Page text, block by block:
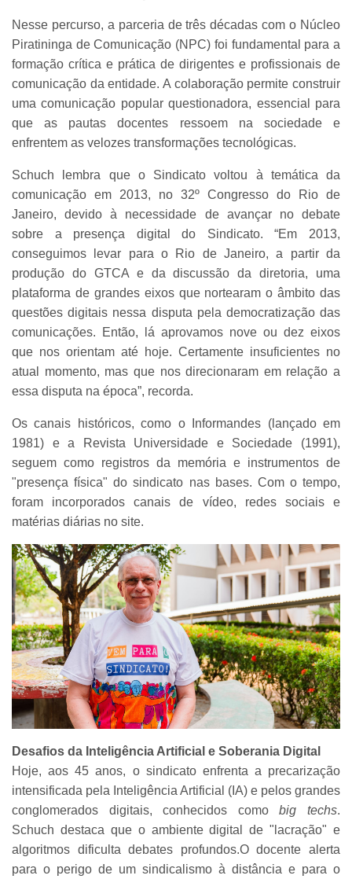
Nesse percurso, a parceria de três décadas com o Núcleo
Piratininga de Comunicação (NPC) foi fundamental para a
formação crítica e prática de dirigentes e profissionais de
comunicação da entidade. A colaboração permite construir
uma comunicação popular questionadora, essencial para
que as pautas docentes ressoem na sociedade e
enfrentem as velozes transformações tecnológicas.
Schuch lembra que o Sindicato voltou à temática da
comunicação em 2013, no 32º Congresso do Rio de
Janeiro, devido à necessidade de avançar no debate
sobre a presença digital do Sindicato. “Em 2013,
conseguimos levar para o Rio de Janeiro, a partir da
produção do GTCA e da discussão da diretoria, uma
plataforma de grandes eixos que nortearam o âmbito das
questões digitais nessa disputa pela democratização das
comunicações. Então, lá aprovamos nove ou dez eixos
que nos orientam até hoje. Certamente insuficientes no
atual momento, mas que nos direcionaram em relação a
essa disputa na época”, recorda.
Os canais históricos, como o Informandes (lançado em
1981) e a Revista Universidade e Sociedade (1991),
seguem como registros da memória e instrumentos de
"presença física" do sindicato nas bases. Com o tempo,
foram incorporados canais de vídeo, redes sociais e
matérias diárias no site.
Desafios da Inteligência Artificial e Soberania Digital
Hoje, aos 45 anos, o sindicato enfrenta a precarização
intensificada pela Inteligência Artificial (IA) e pelos grandes
conglomerados digitais, conhecidos comobig techs.
Schuch destaca que o ambiente digital de "lacração" e
algoritmos dificulta debates profundos.O docente alerta
para o perigo de um sindicalismo à distância e para o